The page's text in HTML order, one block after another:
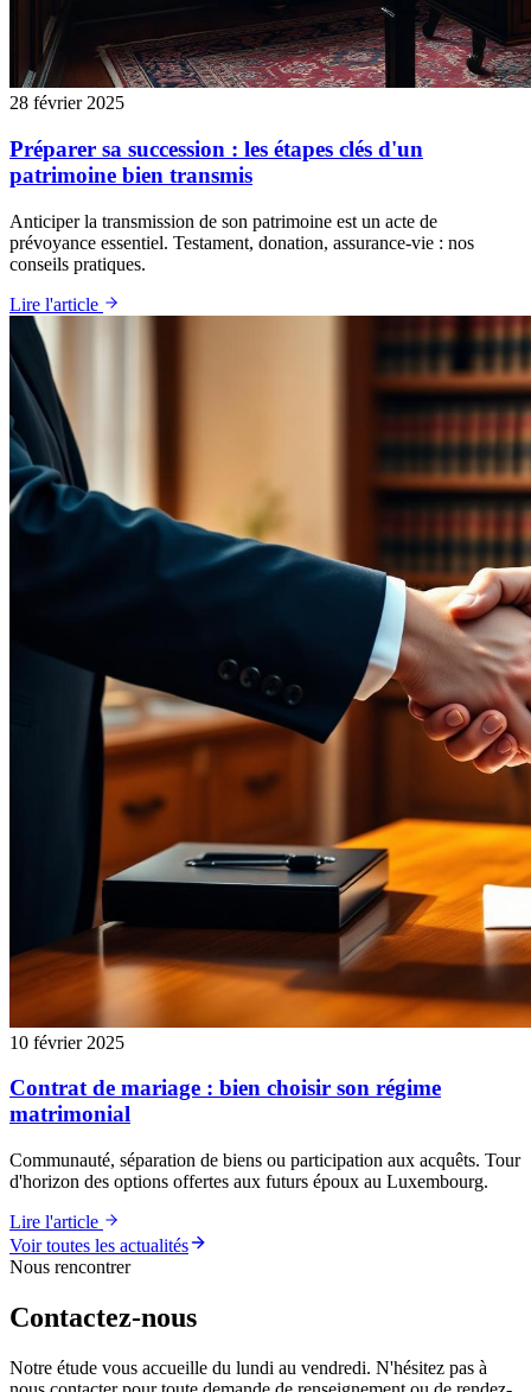
28 février 2025
Préparer sa succession : les étapes clés d'un
patrimoine bien transmis
Anticiper la transmission de son patrimoine est un acte de
prévoyance essentiel. Testament, donation, assurance-vie : nos
conseils pratiques.
Lire l'article
10 février 2025
Contrat de mariage : bien choisir son régime
matrimonial
Communauté, séparation de biens ou participation aux acquêts. Tour
d'horizon des options offertes aux futurs époux au Luxembourg.
Lire l'article
Voir toutes les actualités
Nous rencontrer
Contactez-nous
Notre étude vous accueille du lundi au vendredi. N'hésitez pas à